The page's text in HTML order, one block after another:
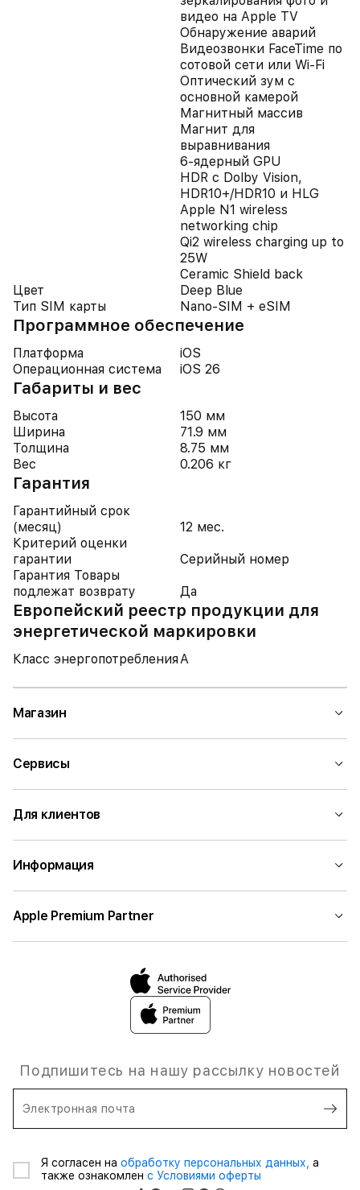
видео на Apple TV
Обнаружение аварий
Видеозвонки FaceTime по
сотовой сети или Wi‑Fi
Оптический зум с
основной камерой
Магнитный массив
Магнит для
выравнивания
6-ядерный GPU
HDR с Dolby Vision,
HDR10+/HDR10 и HLG
Apple N1 wireless
networking chip
Qi2 wireless charging up to
25W
Ceramic Shield back
Цвет
Deep Blue
Тип SIM карты
Nano-SIM + eSIM
Программное обеспечение
Платформа
iOS
Операционная система
iOS 26
Габариты и вес
Высота
150 мм
Ширина
71.9 мм
Толщина
8.75 мм
Вес
0.206 кг
Гарантия
Гарантийный срок
(месяц)
12 мес.
Критерий оценки
гарантии
Серийный номер
Гарантия Товары
подлежат возврату
Да
Европейский реестр продукции для
энергетической маркировки
Класс энергопотребленияA
Магазин
Сервисы
Для клиентов
Информация
Apple Premium Partner
Подпишитесь на нашу рассылку новостей
Электронная почта
Я согласен на обработку персональных данных, а
также ознакомлен с Условиями оферты